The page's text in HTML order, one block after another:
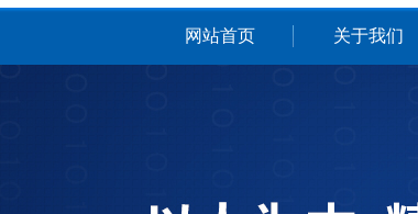
网站首页 关于我们